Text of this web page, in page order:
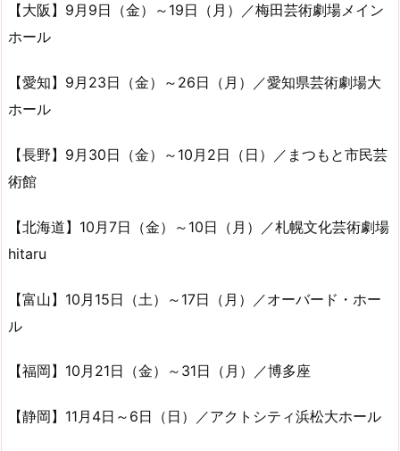
【大阪】9月9日（金）～19日（月）／梅田芸術劇場メイン
ホール
【愛知】9月23日（金）～26日（月）／愛知県芸術劇場大
ホール
【長野】9月30日（金）～10月2日（日）／まつもと市民芸
術館
【北海道】10月7日（金）～10日（月）／札幌文化芸術劇場
hitaru
【富山】10月15日（土）～17日（月）／オーバード・ホー
ル
【福岡】10月21日（金）～31日（月）／博多座
【静岡】11月4日～6日（日）／アクトシティ浜松大ホール